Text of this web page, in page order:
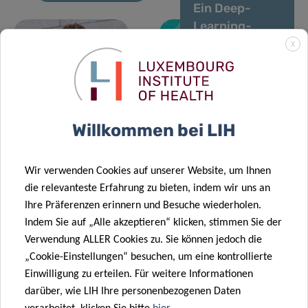
11 Juli 2023
Sie „klingen“
Ein Deep-
Learning-
zur
Verbesserung
der
Psychische
Probleme vor
der COVID-19-
Infektion
beeinflussen
die Genesung
16 März 2023
Shifts in
human gut
due to COVID-
23 Jan. 2023
Luxemburg
initiiert groß
angelegte
Befragung
unter
X
Willkommen bei LIH
Wir verwenden Cookies auf unserer Website, um Ihnen
die relevanteste Erfahrung zu bieten, indem wir uns an
Ihre Präferenzen erinnern und Besuche wiederholen.
Indem Sie auf „Alle akzeptieren“ klicken, stimmen Sie der
Verwendung ALLER Cookies zu. Sie können jedoch die
„Cookie-Einstellungen“ besuchen, um eine kontrollierte
Einwilligung zu erteilen. Für weitere Informationen
darüber, wie LIH Ihre personenbezogenen Daten